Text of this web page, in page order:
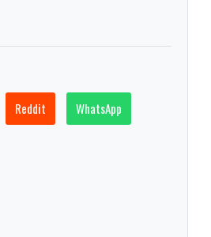
Reddit WhatsApp